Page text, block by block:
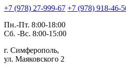
+7 (978) 27-999-67 +7 (978) 918-46-
Пн.-Пт. 8:00-18:00
Сб. -Вс. 8:00-15:00
г. Симферополь,
ул. Маяковского 2